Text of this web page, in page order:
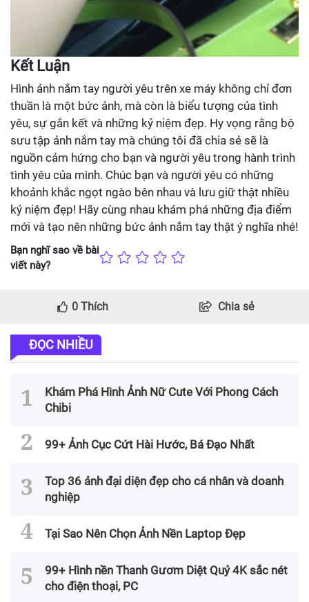
Kết Luận
Hình ảnh nắm tay người yêu trên xe máy không chỉ đơn
thuần là một bức ảnh, mà còn là biểu tượng của tình
yêu, sự gắn kết và những kỷ niệm đẹp. Hy vọng rằng bộ
sưu tập ảnh nắm tay mà chúng tôi đã chia sẻ sẽ là
nguồn cảm hứng cho bạn và người yêu trong hành trình
tình yêu của mình. Chúc bạn và người yêu có những
khoảnh khắc ngọt ngào bên nhau và lưu giữ thật nhiều
kỷ niệm đẹp! Hãy cùng nhau khám phá những địa điểm
mới và tạo nên những bức ảnh nắm tay thật ý nghĩa nhé!
Bạn nghĩ sao về bài
viết này?
0 Thích Chia sẻ
ĐỌC NHIỀU
Khám Phá Hình Ảnh Nữ Cute Với Phong Cách
Chibi
99+ Ảnh Cục Cứt Hài Hước, Bá Đạo Nhất
Top 36 ảnh đại diện đẹp cho cá nhân và doanh
nghiệp
Tại Sao Nên Chọn Ảnh Nền Laptop Đẹp
99+ Hình nền Thanh Gươm Diệt Quỷ 4K sắc nét
cho điện thoại, PC